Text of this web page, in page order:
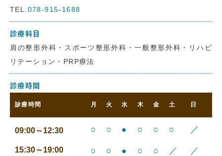
TEL. 078-915-1688
診療科目
肩の整形外科・スポーツ整形外科・一般整形外科・リハビ
リテーション・PRP療法
診療時間
診療時間 月 火 水 木 金 土 日
09:00～12:30 ○ ○ ● ○ ○ ○ ／
15:30～19:00 ○ ○ ● ○ ○ ／ ／